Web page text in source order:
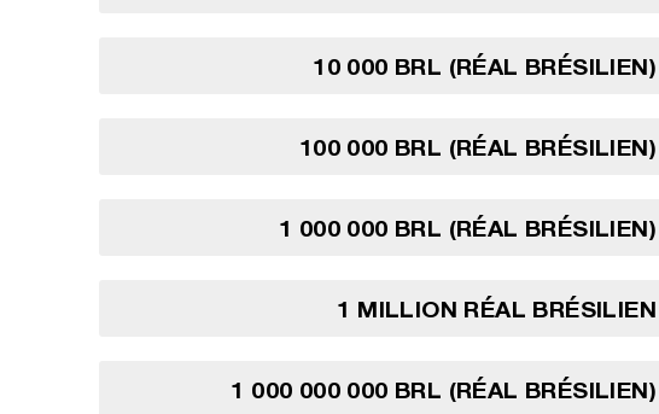
10 000 BRL (RÉAL BRÉSILIEN)
100 000 BRL (RÉAL BRÉSILIEN)
1 000 000 BRL (RÉAL BRÉSILIEN)
1 MILLION RÉAL BRÉSILIEN
1 000 000 000 BRL (RÉAL BRÉSILIEN)